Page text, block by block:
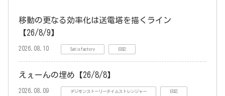
移動の更なる効率化は送電塔を描くライン
【26/8/9】
2026.08.10 Satisfactory 日記
えぇーんの埋め【26/8/8】
2026.08.09 デジモンストーリータイムストレンジャー 日記